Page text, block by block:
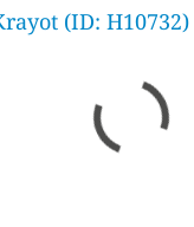
(ID: H10732)